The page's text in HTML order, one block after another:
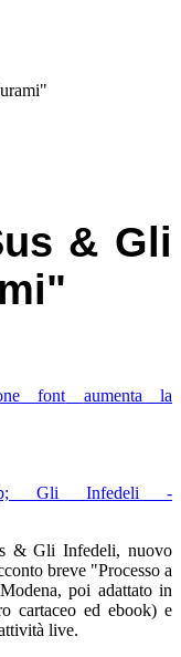
& Gli
font
aumenta la
& Gli Infedeli, nuovo
breve "Processo a
poi adattato in
cartaceo ed ebook) e
live.